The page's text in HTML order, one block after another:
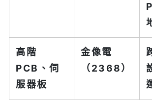
高階
PCB、伺
服器板
金像電
（2368）